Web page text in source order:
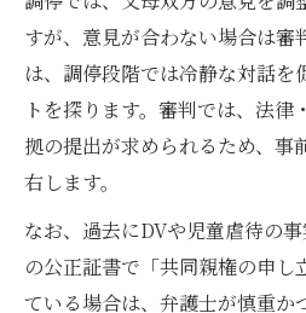
すが、意見が合わない場合は審
は、調停段階では冷静な対話を
トを探ります。審判では、法
拠の提出が求められるため、事
右します。
なお、過去にDVや児童虐待の
の公正証書で「共同親権の申し
ている場合は、弁護士が慎重か